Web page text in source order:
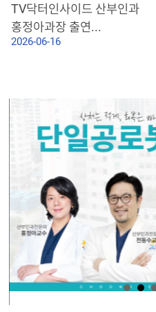
TV닥터인사이드 산부인과
홍정아과장 출연...
2026-06-16